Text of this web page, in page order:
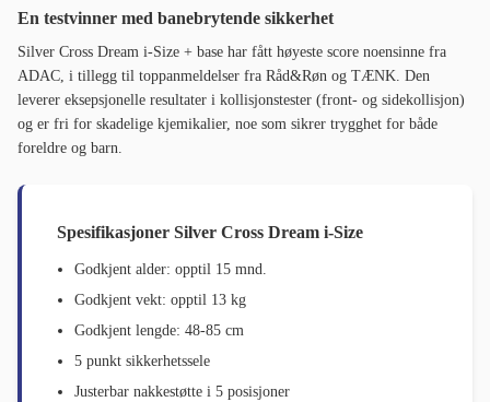
En testvinner med banebrytende sikkerhet
Silver Cross Dream i-Size + base har fått høyeste score noensinne fra
ADAC, i tillegg til toppanmeldelser fra Råd&Røn og TÆNK. Den
leverer eksepsjonelle resultater i kollisjonstester (front- og sidekollisjon)
og er fri for skadelige kjemikalier, noe som sikrer trygghet for både
foreldre og barn.
Spesifikasjoner Silver Cross Dream i-Size
Godkjent alder: opptil 15 mnd.
Godkjent vekt: opptil 13 kg
Godkjent lengde: 48-85 cm
5 punkt sikkerhetssele
Justerbar nakkestøtte i 5 posisjoner